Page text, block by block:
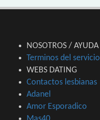
NOSOTROS / AYUDA
Terminos del servicio
WEBS DATING
Contactos lesbianas
Adanel
Amor Esporadico